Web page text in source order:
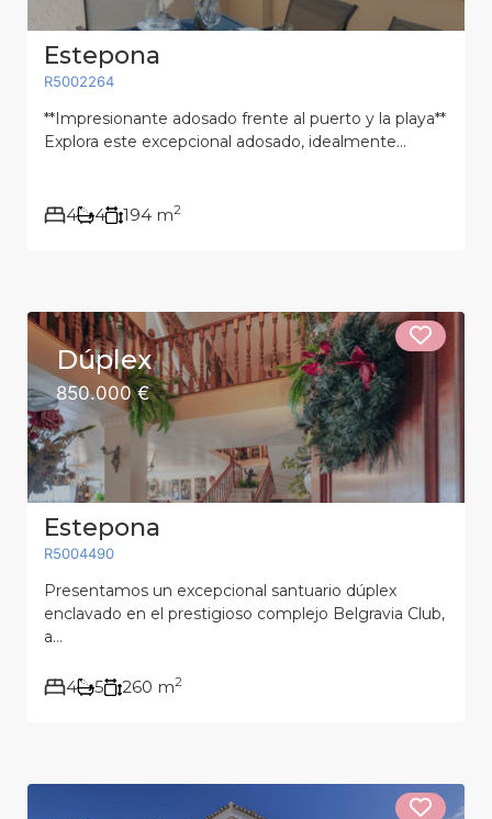
Estepona
R5002264
**Impresionante adosado frente al puerto y la playa**
Explora este excepcional adosado, idealmente...
4 4 194 m2
Dúplex
850.000 €
Estepona
R5004490
Presentamos un excepcional santuario dúplex
enclavado en el prestigioso complejo Belgravia Club,
a...
4 5 260 m2